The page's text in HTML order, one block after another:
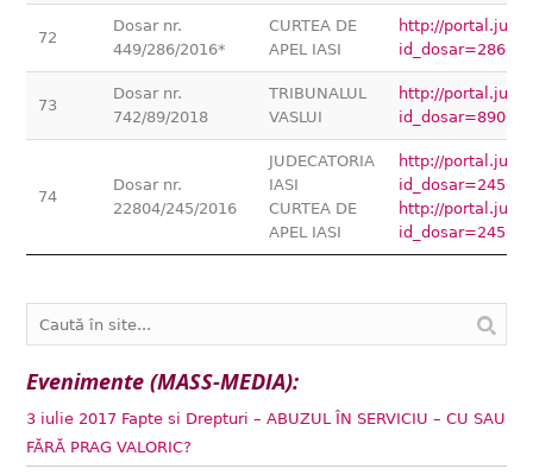
72
Dosar nr.
449/286/2016*
CURTEA DE
APEL IASI
http://
73
Dosar nr.
742/89/2018
TRIBUNALUL
VASLUI
http://
74
Dosar nr.
22804/245/2016
JUDECATORIA
IASI
CURTEA DE
APEL IASI
http://
http://
Evenimente (MASS-MEDIA):
3 iulie 2017 Fapte si Drepturi – ABUZUL ÎN SERVICIU – CU SAU
FĂRĂ PRAG VALORIC?